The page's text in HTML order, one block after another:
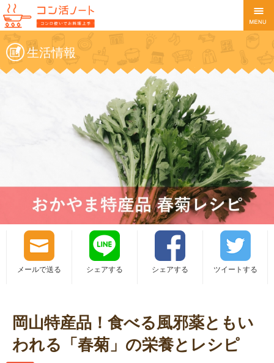
生活情報
メールで送る シェアする シェアする ツイートする
岡山特産品！食べる風邪薬ともい
われる「春菊」の栄養とレシピ